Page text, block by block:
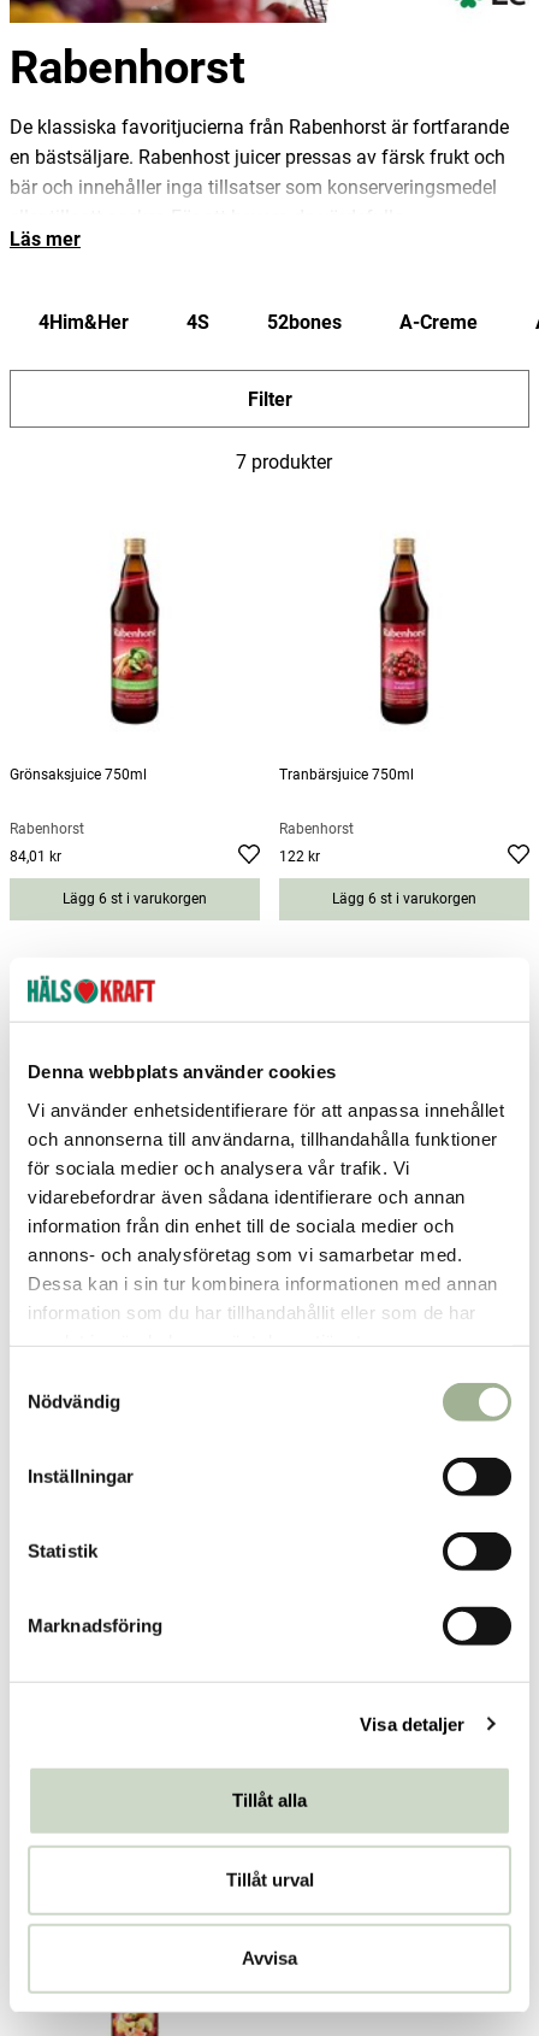
Denna webbplats använder cookies
Vi använder enhetsidentifierare för att anpassa innehållet
och annonserna till användarna, tillhandahålla funktioner
för sociala medier och analysera vår trafik. Vi
vidarebefordrar även sådana identifierare och annan
information från din enhet till de sociala medier och
annons- och analysföretag som vi samarbetar med.
Dessa kan i sin tur kombinera informationen med annan
information som du har tillhandahållit eller som de har
Nödvändig
Inställningar
Statistik
Marknadsföring
Visa detaljer
Tillåt alla
Tillåt urval
Avvisa
Rabenhorst
De klassiska favoritjucierna från Rabenhorst är fortfarande
en bästsäljare. Rabenhost juicer pressas av färsk frukt och
bär och innehåller inga tillsatser som konserveringsmedel
ingredienserna pressas bär och frukter enbart en gång.
för att skydda juicen.
och närproducerade bönder. De gör att vi har full kontroll från
fält till flaska, vilket medfört att juicerna fått flertalet
utmärkelser i hemlandet.
Läs mer
4Him&Her 4S 52bones A-Creme
Filter
7 produkter
Grönsaksjuice 750ml
Rabenhorst
Pris:84,01 kr
84,01 kr
Lägg 6 st i varukorgen
Tranbärsjuice 750ml
Rabenhorst
Pris:
122 kr
Lägg 6 st i varukorgen
Surkörsbärsjuice 330 ml
Rabenhorst
Pris:84,01 kr
84,01 kr
Se butikslager
Rödbetsjuice 750ml
Rabenhorst
Pris:80 kr
80 kr
Lägg 6 st i varukorgen
Morotsjuice 750ml
Pris:84,01 kr
Plommi 750ml
Pris:84,01 kr